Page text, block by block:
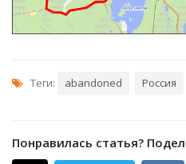
Теги: abandoned Россия
Понравилась статья?